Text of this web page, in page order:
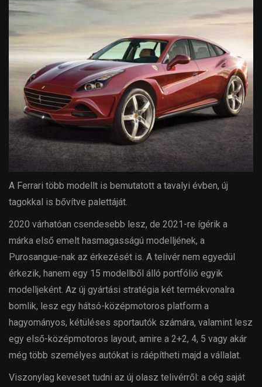
A Ferrari több modellt is bemutatott a tavalyi évben, új
tagokkal is bővítve palettáját.
2020 várhatóan csendesebb lesz, de 2021-re ígérik a
márka első emelt hasmagasságú modelljének, a
Purosangue-nak az érkezését is. A telivér nem egyedül
érkezik, hanem egy 15 modellből álló portfólió egyik
modelljeként. Az új gyártási stratégia két termékvonalra
bomlik, lesz egy hátsó-középmotoros platform a
hagyományos, kétüléses sportautók számára, valamint lesz
egy első-középmotoros layout, amire a 2+2, 4, 5 vagy akár
még több személyes autókat is ráépítheti majd a vállalat.
Viszonylag keveset tudni az új olasz telivérről: a cég saját